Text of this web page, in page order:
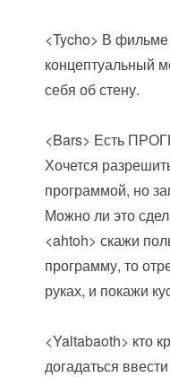
<Tycho> В
концептуальный
себя об стену.
<Bars> Есть
Хочется
программой, но
Можно ли это
<ahtoh> скажи
программу, то
руках, и покажи
<Yaltabaoth> кто
догадаться